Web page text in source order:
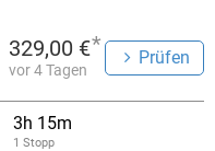
329,00 €*
vor 4 Tagen
Prüfen
3h 15m
1 Stopp